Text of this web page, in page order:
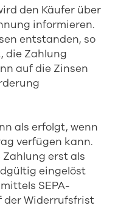
den Käufer über
informieren.
entstanden, so
die Zahlung
auf die Zinsen
als erfolgt, wenn
verfügen kann.
Zahlung erst als
eingelöst
SEPA-
der Widerrufsfrist